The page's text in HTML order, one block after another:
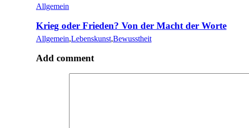
Allgemein
Krieg oder Frieden? Von der Macht der Worte
Allgemein,Lebenskunst,Bewusstheit
Add comment